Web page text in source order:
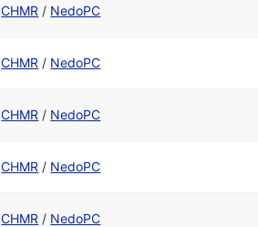
CHMR / NedoPC
CHMR / NedoPC
CHMR / NedoPC
CHMR / NedoPC
CHMR / NedoPC